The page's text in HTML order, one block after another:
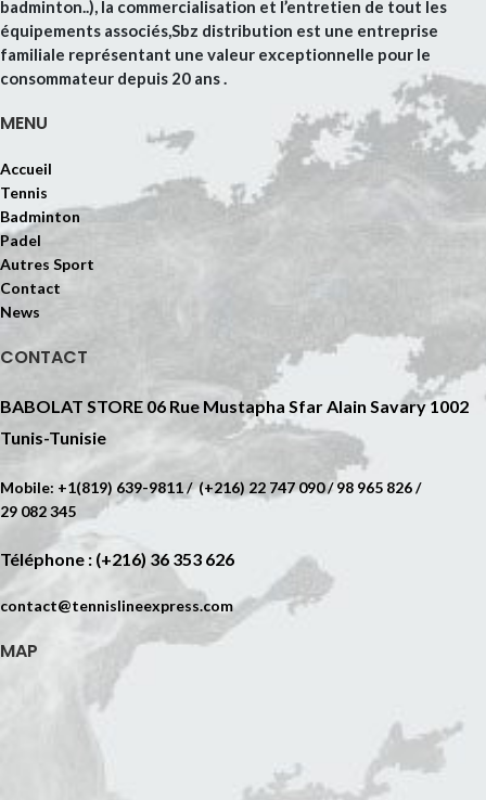
badminton..), la commercialisation et l’entretien de tout les
équipements associés,Sbz distribution est une entreprise
familiale représentant une valeur exceptionnelle pour le
consommateur depuis 20 ans .
MENU
Accueil
Tennis
Badminton
Padel
Autres Sport
Contact
News
CONTACT
BABOLAT STORE 06 Rue Mustapha Sfar Alain Savary 1002
Tunis-Tunisie
Mobile: +1(819) 639-9811 / (+216) 22 747 090 / 98 965 826 /
29 082 345
Téléphone : (+216) 36 353 626
contact@tennislineexpress.com
MAP